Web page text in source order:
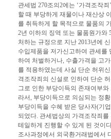
관세법 270조의2에는 ‘가격조작
할 때 부당하게 재물이나 재산상
를 취득하게 할 목적으로 물품의
2년 이하의 징역 또는 물품원가와
처하는 규정으로 지난 2013년에
수입제품을 저가신고하여 관세를
하여 처벌하거나, 수출가격을 고
를 적용하였는데 사실 단순 허위
격조작죄의 신설로 인하여 단순
그로 인한 부당이득의 존재여부
라서, 부당이득으로 의심되는 정
부당이득을 수혜 받은 당사자(기
되었다. 관세법상의 가격조작죄
테일하게 진행할 수 있게 된 것이
조사과정에서 외국환거래법에서